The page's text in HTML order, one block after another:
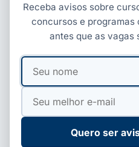
Curso de
gratuitas e como
Receba avisos sobre
concursos e
antes que as vagas
Seu
nome
Seu
mail
Quero ser